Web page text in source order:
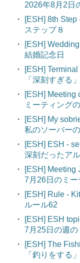
2026年8月2日
・
[ESH] 8th Step
ステップ８
・
[ESH]
結婚記念日
・
[ESH]
「深刻すぎる
・
[ESH] Meeting
ミーティング
・
[ESH] My
私のソーバー
・
[ESH] ESH -
深刻だったア
・
[ESH] Meeting
7月26日のミ
・
[ESH] Rule -
ルール62
・
[ESH] ESH
7月25日の週の
・
[ESH] The
「釣りをする